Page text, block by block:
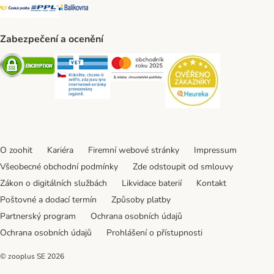
Česká pošta Shipping Method
PPL Shipping Method
Balíkovna Shipping Method
Zabezpečení a ocenění
Security Security Security
O zoohit Kariéra Firemní webové stránky
Impressum
Všeobecné obchodní podmínky
Zde odstoupit od smlouvy
Zákon o digitálních službách
Likvidace baterií
Kontakt
Poštovné a dodací termín
Způsoby platby
Partnerský program
Ochrana osobních údajů
Ochrana osobních údajů
Prohlášení o přístupnosti
© zooplus SE 2026